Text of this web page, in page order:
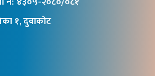
१, दुवाकोट